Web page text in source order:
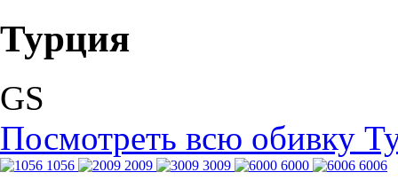
Турция
GS
Посмотреть всю обивку
1056 2009 3009 6000 6006